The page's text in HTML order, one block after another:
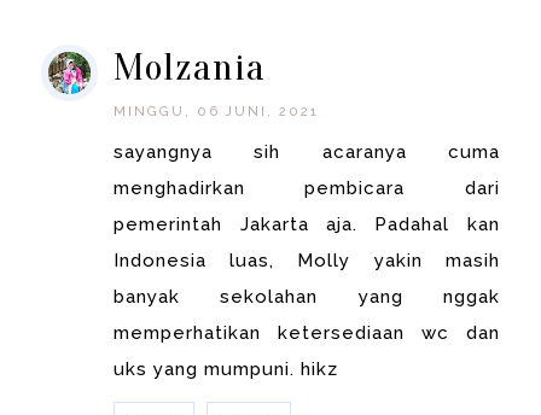
Molzania
MINGGU, 06 JUNI, 2021
sayangnya sih acaranya cuma
menghadirkan pembicara dari
pemerintah Jakarta aja. Padahal kan
Indonesia luas, Molly yakin masih
banyak sekolahan yang nggak
memperhatikan ketersediaan wc dan
uks yang mumpuni. hikz